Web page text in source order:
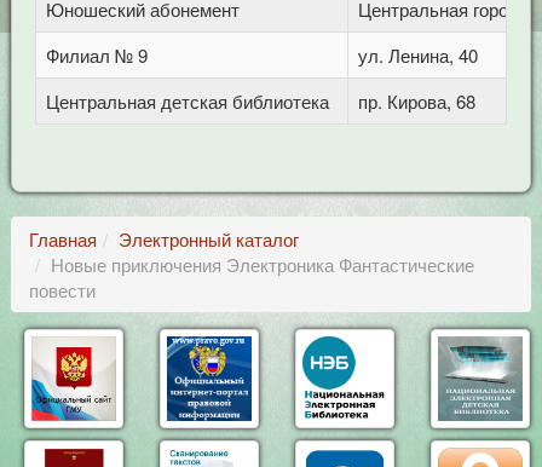
Юношеский абонемент
Центральная
Филиал № 9
ул. Ленина, 40
Центральная детская библиотека
пр. Кирова, 68
Главная
Электронный каталог
Новые приключения Электроника Фантастические
повести